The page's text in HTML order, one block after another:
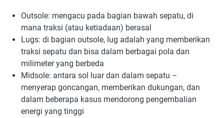
Outsole: mengacu pada bagian bawah sepatu, di
mana traksi (atau ketiadaan) berasal
Lugs: di bagian outsole, lug adalah yang memberikan
traksi sepatu dan bisa dalam berbagai pola dan
milimeter yang berbeda
Midsole: antara sol luar dan dalam sepatu –
menyerap goncangan, memberikan dukungan, dan
dalam beberapa kasus mendorong pengembalian
energi yang tinggi